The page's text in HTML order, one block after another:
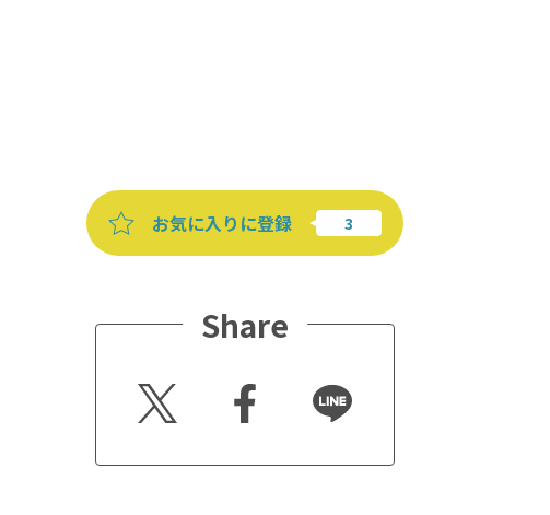
お気に入りに登録
Share
Twitt
er
Faceb
ook
Line